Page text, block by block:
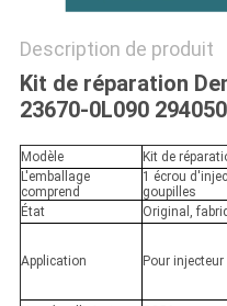
Description de produit
Kit de réparation
23670-0L090
Modèle
Kit de
L'emballage
comprend
1 écrou
goupilles
État
Original,
Application Pour